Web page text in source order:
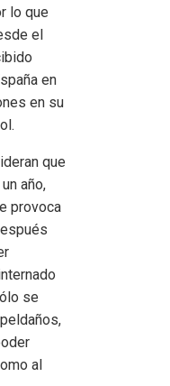
lo que
el
en
en su
que
año,
provoca
se
al